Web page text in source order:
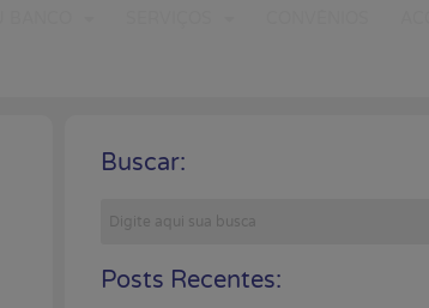
Buscar:
Posts Recentes: